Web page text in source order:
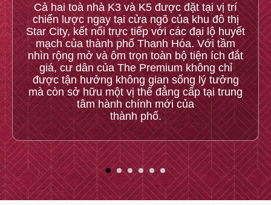
Cả hai toà nhà K3 và K5 được đặt tại vị trí
chiến lược ngay tại cửa ngõ của khu đô thị
Star City, kết nối trực tiếp với các đại lộ huyết
mạch của thành phố Thanh Hóa. Với tầm
nhìn rộng mở và ôm trọn toàn bộ tiện ích đắt
giá, cư dân của The Premium không chỉ
được tận hưởng không gian sống lý tưởng
mà còn sở hữu một vị thế đẳng cấp tại trung
tâm hành chính mới của
thành phố.